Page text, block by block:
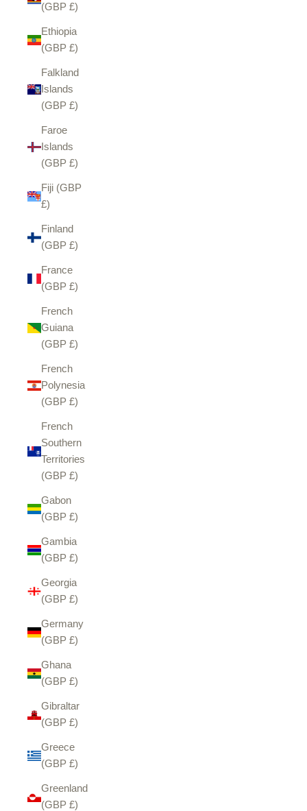
(GBP £)
Ethiopia
(GBP £)
Falkland
Islands
(GBP £)
Faroe
Islands
(GBP £)
Fiji (GBP
£)
Finland
(GBP £)
France
(GBP £)
French
Guiana
(GBP £)
French
Polynesia
(GBP £)
French
Southern
Territories
(GBP £)
Gabon
(GBP £)
Gambia
(GBP £)
Georgia
(GBP £)
Germany
(GBP £)
Ghana
(GBP £)
Gibraltar
(GBP £)
Greece
(GBP £)
Greenland
(GBP £)